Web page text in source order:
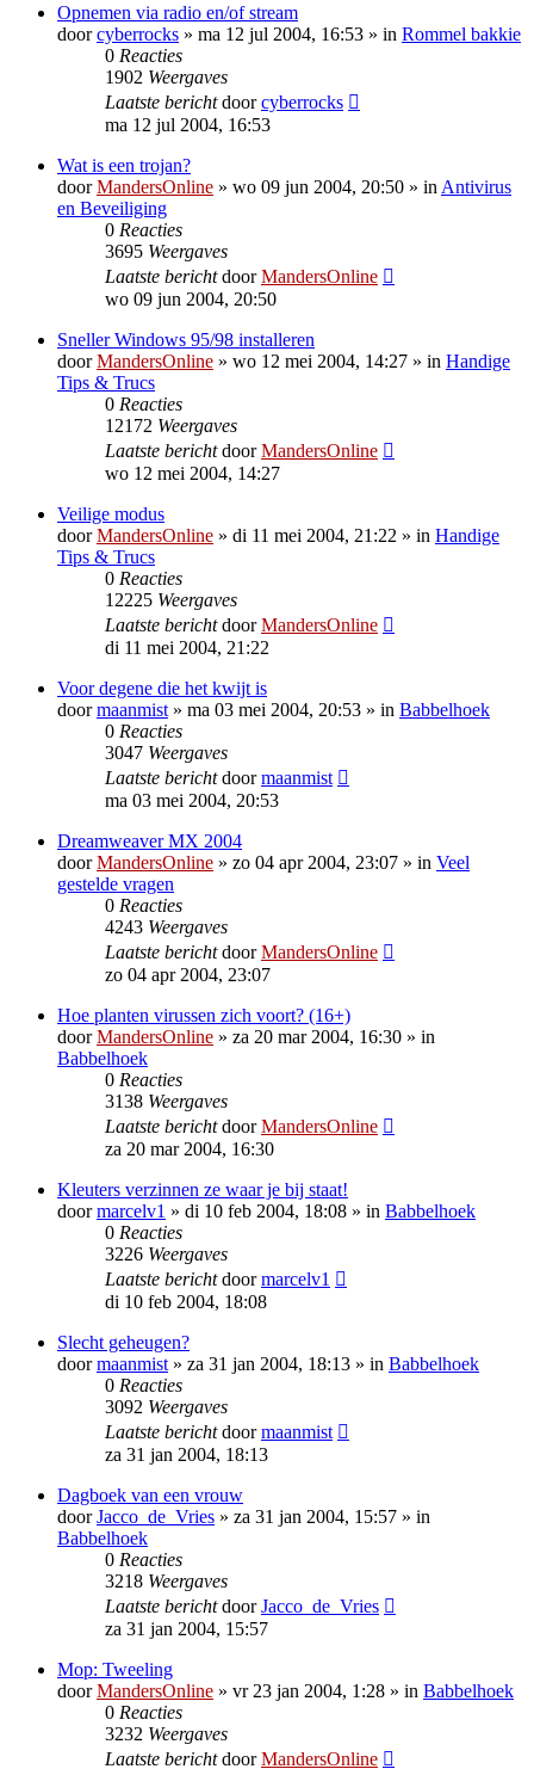
Opnemen via radio en/of stream
doorcyberrocks » ma 12 jul 2004, 16:53 » in Rommel bakkie
0 Reacties
1902 Weergaves
Laatste berichtdoorcyberrocks
ma 12 jul 2004, 16:53
Wat is een trojan?
doorMandersOnline » wo 09 jun 2004, 20:50 » in Antivirus
en Beveiliging
0 Reacties
3695 Weergaves
Laatste berichtdoorMandersOnline
wo 09 jun 2004, 20:50
Sneller Windows 95/98 installeren
doorMandersOnline » wo 12 mei 2004, 14:27 » in Handige
Tips & Trucs
0 Reacties
12172 Weergaves
Laatste berichtdoorMandersOnline
wo 12 mei 2004, 14:27
Veilige modus
doorMandersOnline » di 11 mei 2004, 21:22 » in Handige
Tips & Trucs
0 Reacties
12225 Weergaves
Laatste berichtdoorMandersOnline
di 11 mei 2004, 21:22
Voor degene die het kwijt is
doormaanmist » ma 03 mei 2004, 20:53 » in Babbelhoek
0 Reacties
3047 Weergaves
Laatste berichtdoormaanmist
ma 03 mei 2004, 20:53
Dreamweaver MX 2004
doorMandersOnline » zo 04 apr 2004, 23:07 » in Veel
gestelde vragen
0 Reacties
4243 Weergaves
Laatste berichtdoorMandersOnline
zo 04 apr 2004, 23:07
Hoe planten virussen zich voort? (16+)
doorMandersOnline » za 20 mar 2004, 16:30 » in
Babbelhoek
0 Reacties
3138 Weergaves
Laatste berichtdoorMandersOnline
za 20 mar 2004, 16:30
Kleuters verzinnen ze waar je bij staat!
doormarcelv1 » di 10 feb 2004, 18:08 » in Babbelhoek
0 Reacties
3226 Weergaves
Laatste berichtdoormarcelv1
di 10 feb 2004, 18:08
Slecht geheugen?
doormaanmist » za 31 jan 2004, 18:13 » in Babbelhoek
0 Reacties
3092 Weergaves
Laatste berichtdoormaanmist
za 31 jan 2004, 18:13
Dagboek van een vrouw
doorJacco_de_Vries » za 31 jan 2004, 15:57 » in
Babbelhoek
0 Reacties
3218 Weergaves
Laatste berichtdoorJacco_de_Vries
za 31 jan 2004, 15:57
Mop: Tweeling
doorMandersOnline » vr 23 jan 2004, 1:28 » in Babbelhoek
0 Reacties
3232 Weergaves
Laatste berichtdoorMandersOnline